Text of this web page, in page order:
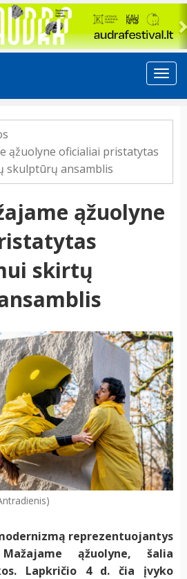
ąžuolyne oficialiai pristatytas
skulptūrų ansamblis
ąžuolyne
skirtų
reprezentuojantys
ąžuolyne, šalia
Lapkričio 4 d. čia įvyko